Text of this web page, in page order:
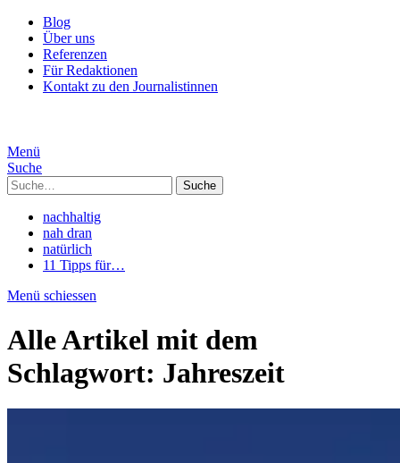
Blog
Über uns
Referenzen
Für Redaktionen
Kontakt zu den Journalistinnen
Menü
Suche
Suche
nachhaltig
nah dran
natürlich
11 Tipps für…
Menü schiessen
Alle Artikel mit dem
Schlagwort: Jahreszeit